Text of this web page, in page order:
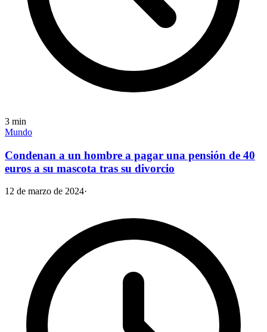
3 min
Mundo
Condenan a un hombre a pagar una pensión de 40
euros a su mascota tras su divorcio
12 de marzo de 2024·